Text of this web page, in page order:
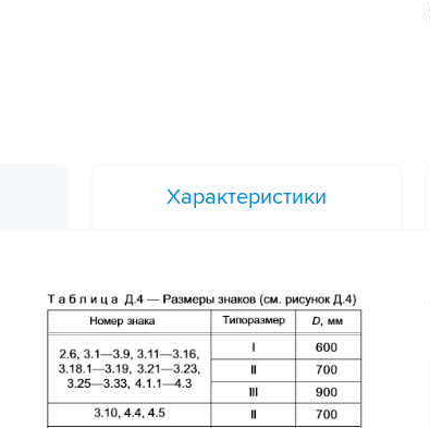
Характеристики